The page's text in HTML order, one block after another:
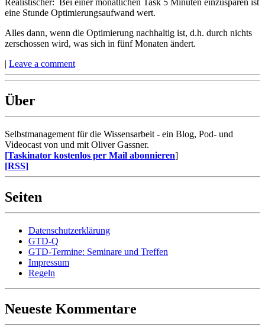
Realistischer: Bei einer monatlichen Task 5 Minuten einzusparen ist
eine Stunde Optimierungsaufwand wert.
Alles dann, wenn die Optimierung nachhaltig ist, d.h. durch nichts
zerschossen wird, was sich in fünf Monaten ändert.
| Leave a comment
Über
Selbstmanagement für die Wissensarbeit - ein Blog, Pod- und
Videocast von und mit Oliver Gassner.
[Taskinator kostenlos per Mail abonnieren]
[RSS]
Seiten
Datenschutzerklärung
GTD-Q
GTD-Termine: Seminare und Treffen
Impressum
Regeln
Neueste Kommentare